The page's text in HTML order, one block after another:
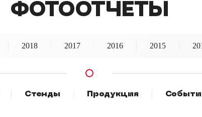
ФОТООТЧЕТЫ
2018 2017 2016 2015
Стенды Продукция